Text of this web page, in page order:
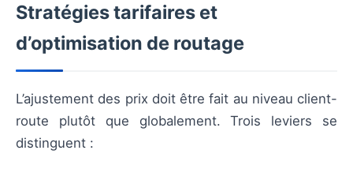
Stratégies tarifaires et
d’optimisation de routage
L’ajustement des prix doit être fait au niveau client-
route plutôt que globalement. Trois leviers se
distinguent :